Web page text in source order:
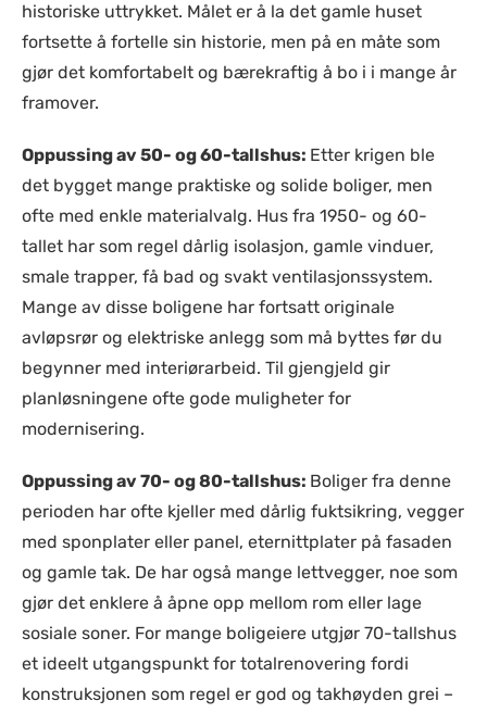
historiske uttrykket. Målet er å la det gamle huset
fortsette å fortelle sin historie, men på en måte som
gjør det komfortabelt og bærekraftig å bo i i mange år
framover.
Oppussing av 50- og 60-tallshus: Etter krigen ble
det bygget mange praktiske og solide boliger, men
ofte med enkle materialvalg. Hus fra 1950- og 60-
tallet har som regel dårlig isolasjon, gamle vinduer,
smale trapper, få bad og svakt ventilasjonssystem.
Mange av disse boligene har fortsatt originale
avløpsrør og elektriske anlegg som må byttes før du
begynner med interiørarbeid. Til gjengjeld gir
planløsningene ofte gode muligheter for
modernisering.
Oppussing av 70- og 80-tallshus: Boliger fra denne
perioden har ofte kjeller med dårlig fuktsikring, vegger
med sponplater eller panel, eternittplater på fasaden
og gamle tak. De har også mange lettvegger, noe som
gjør det enklere å åpne opp mellom rom eller lage
sosiale soner. For mange boligeiere utgjør 70-tallshus
et ideelt utgangspunkt for totalrenovering fordi
konstruksjonen som regel er god og takhøyden grei –